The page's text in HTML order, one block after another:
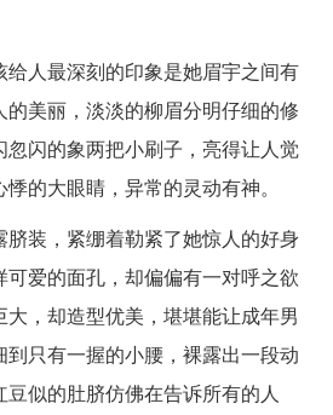
给人最深刻的印象是她眉宇之间有
美丽，淡淡的柳眉分明仔细的修
闪的象两把小刷子，亮得让人觉
的大眼睛，异常的灵动有神。
装，紧绷着勒紧了她惊人的好身
爱的面孔，却偏偏有一对呼之欲
，却造型优美，堪堪能让成年男
只有一握的小腰，裸露出一段动
似的肚脐仿佛在告诉所有的人